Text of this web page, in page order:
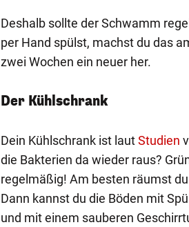
Deshalb sollte der Schwamm
per Hand spülst, machst du das
zwei Wochen ein neuer her.
Der Kühlschrank
Dein Kühlschrank ist lautStudien
die Bakterien da wieder raus?
regelmäßig! Am besten räumst
Dann kannst du die Böden mit
und mit einem sauberen
1/4